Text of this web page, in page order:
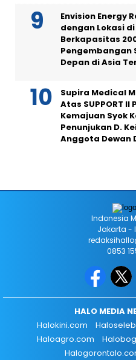
Envision Energy
dengan Lokasi
Berkapasitas
Pengembangan
Depan di Asia
Supira Medical
Atas SUPPORT
Kemajuan Syok
Penunjukan D.
Anggota Dewan
Indonesia
Jakarta -
0853
HALO MEDIA
Halokini.com
Haloagro.com